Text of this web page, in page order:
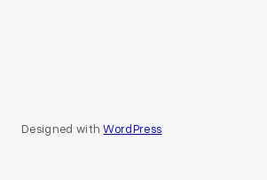
Designed withWordPress